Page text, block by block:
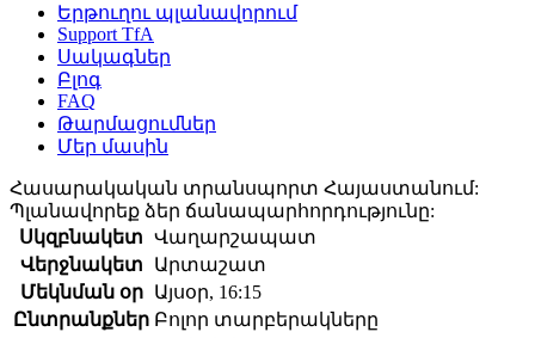
Երթուղու պլանավորում
Support TfA
Սակագներ
Բլոգ
FAQ
Թարմացումներ
Մեր մասին
Հասարակական տրանսպորտ Հայաստանում:
Պլանավորեք ձեր ճանապարհորդությունը:
Սկզբնակետ Վաղարշապատ
Վերջնակետ
Արտաշատ
Մեկնման օր
Այսօր, 16:15
Ընտրանքներ Բոլոր տարբերակները